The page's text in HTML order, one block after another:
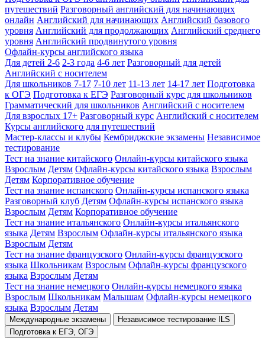
путешествий Разговорный английский для начинающих
онлайн Английский для начинающих Английский базового
уровня Английский для продолжающих Английский среднего
уровня Английский продвинутого уровня
Офлайн-курсы английского языка
Для детей 2-6 2-3 года 4-6 лет Разговорный для детей
Английский с носителем
Для школьников 7-17 7-10 лет 11-13 лет 14-17 лет Подготовка
к ОГЭ Подготовка к ЕГЭ Разговорный курс для школьников
Грамматический для школьников Английский с носителем
Для взрослых 17+ Разговорный курс Английский с носителем
Курсы английского для путешествий
Мастер-классы и клубы Кембриджские экзамены Независимое
тестирование
Тест на знание китайского Онлайн-курсы китайского языка
Взрослым Детям Офлайн-курсы китайского языка Взрослым
Детям Корпоративное обучение
Тест на знание испанского Онлайн-курсы испанского языка
Разговорный клуб Детям Офлайн-курсы испанского языка
Взрослым Детям Корпоративное обучение
Тест на знание итальянского Онлайн-курсы итальянского
языка Детям Взрослым Офлайн-курсы итальянского языка
Взрослым Детям
Тест на знание французского Онлайн-курсы французского
языка Школьникам Взрослым Офлайн-курсы французского
языка Взрослым Детям
Тест на знание немецкого Онлайн-курсы немецкого языка
Взрослым Школьникам Малышам Офлайн-курсы немецкого
языка Взрослым Детям
Международные экзамены
Независимое тестирование ILS
Подготовка к ЕГЭ, ОГЭ